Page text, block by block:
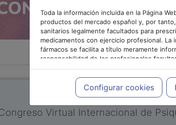
Toda la información incluida en la Página
productos del mercado español y, por
sanitarios legalmente facultados para
medicamentos con ejercicio profesional. La
fármacos se facilita a título meramente
responsabilidad de los profesionales
medicamentos y decidir, en cada caso
adecuado a las necesidades del paciente.
Configurar cookies
PUBLICIDAD
Virtual Internacional de